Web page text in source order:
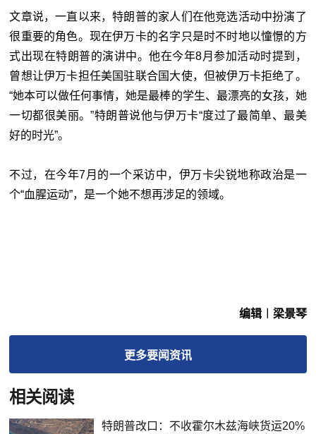
文章说，一直以来，特朗普的家人们在他竞选活动中扮演了
很重要的角色。现在伊万卡的名字只是时不时地以憧憬的方
式出现在特朗普的演讲中。他在今年8月参加活动时提到，
曾想让伊万卡担任美国驻联合国大使，但被伊万卡拒绝了。
“她本可以做任何事情，她是最棒的学生、最漂亮的女孩，她
一切都很美丽。”特朗普说他与伊万卡“度过了最简单、最美
好的时光”。
不过，在今年7月的一个采访中，伊万卡尖锐地称政治是一
个“血腥运动”，是一个她不想再涉足的领域。
编辑︱梁景琴
更多要闻资讯
相关阅读
特朗普改口：不收霍尔木兹海峡货运20%